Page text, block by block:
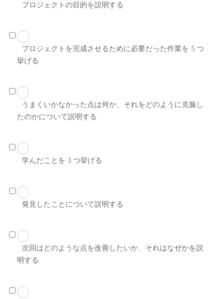
プロジェクトの目的を説明する
プロジェクトを完成させるために必要だった作業を 5 つ
挙げる
うまくいかなかった点は何か、それをどのように克服し
たのかについて説明する
学んだことを 3 つ挙げる
発見したことについて説明する
次回はどのような点を改善したいか、それはなぜかを説
明する